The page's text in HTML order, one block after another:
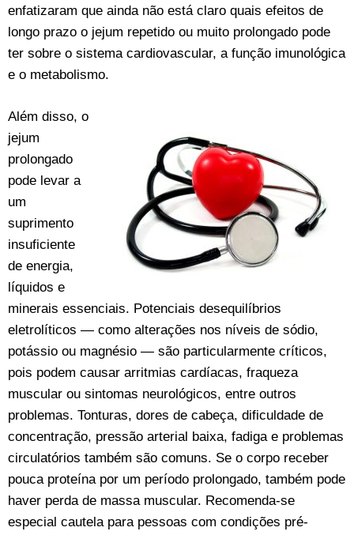
enfatizaram que ainda não está claro quais efeitos de
longo prazo o jejum repetido ou muito prolongado pode
ter sobre o sistema cardiovascular, a função imunológica
e o metabolismo.
Além disso, o
jejum
prolongado
pode levar a
um
suprimento
insuficiente
de energia,
líquidos e
minerais essenciais. Potenciais desequilíbrios
eletrolíticos — como alterações nos níveis de sódio,
potássio ou magnésio — são particularmente críticos,
pois podem causar arritmias cardíacas, fraqueza
muscular ou sintomas neurológicos, entre outros
problemas. Tonturas, dores de cabeça, dificuldade de
concentração, pressão arterial baixa, fadiga e problemas
circulatórios também são comuns. Se o corpo receber
pouca proteína por um período prolongado, também pode
haver perda de massa muscular. Recomenda-se
especial cautela para pessoas com condições pré-